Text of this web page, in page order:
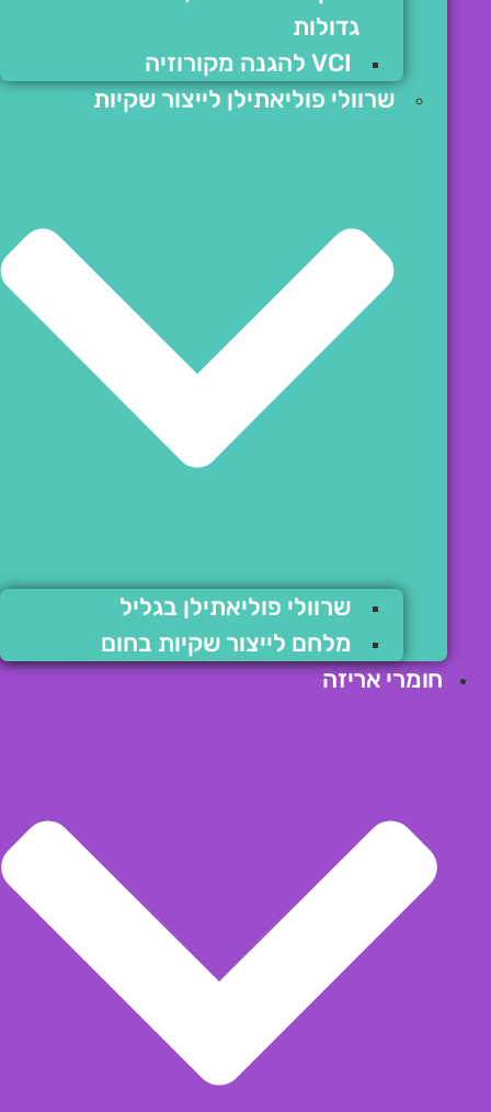
גדולות
VCI להגנה מקורוזיה
שרוולי פוליאתילן לייצור שקיות
שרוולי פוליאתילן בגליל
מלחם לייצור שקיות בחום
חומרי אריזה